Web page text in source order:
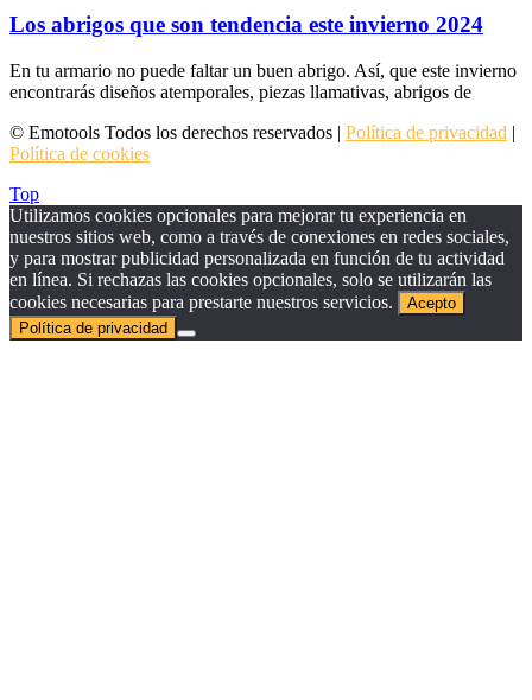
Los abrigos que son tendencia este invierno 2024
En tu armario no puede faltar un buen abrigo. Así, que este invierno
encontrarás diseños atemporales, piezas llamativas, abrigos de
© Emotools Todos los derechos reservados | Política de privacidad |
Política de cookies
Top
Utilizamos cookies opcionales para mejorar tu experiencia en
nuestros sitios web, como a través de conexiones en redes sociales,
y para mostrar publicidad personalizada en función de tu actividad
en línea. Si rechazas las cookies opcionales, solo se utilizarán las
cookies necesarias para prestarte nuestros servicios.
Acepto
Política de privacidad